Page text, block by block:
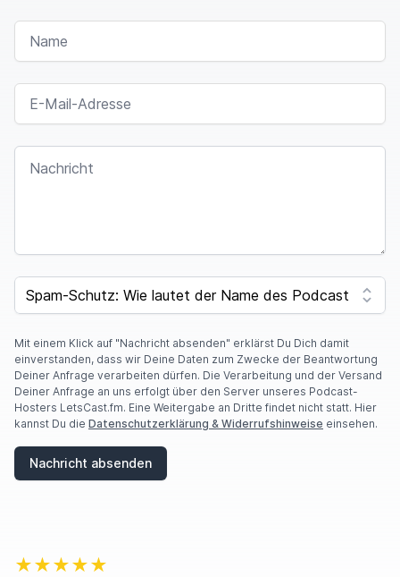
NAME
E-MAIL-ADRESSE
NACHRICHT
SPAM CAPTCHA
Mit einem Klick auf "Nachricht absenden" erklärst Du Dich damit
einverstanden, dass wir Deine Daten zum Zwecke der Beantwortung
Deiner Anfrage verarbeiten dürfen. Die Verarbeitung und der Versand
Deiner Anfrage an uns erfolgt über den Server unseres Podcast-
Hosters LetsCast.fm. Eine Weitergabe an Dritte findet nicht statt. Hier
kannst Du die Datenschutzerklärung & Widerrufshinweise einsehen.
Nachricht absenden
★★★★★